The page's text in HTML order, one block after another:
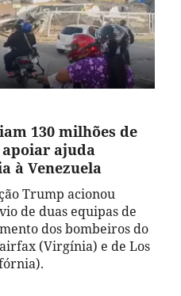
130 milhões de
ajuda
à Venezuela
Trump acionou
de duas equipas de
dos bombeiros do
(Virgínia) e de Los